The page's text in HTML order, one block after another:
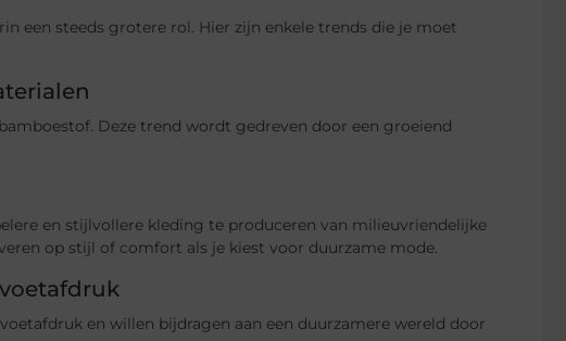
een steeds grotere rol. Hier zijn enkele trends die je moet
Deze trend wordt gedreven door een groeiend
en stijlvollere kleding te produceren van milieuvriendelijke
op stijl of comfort als je kiest voor duurzame mode.
en willen bijdragen aan een duurzamere wereld door